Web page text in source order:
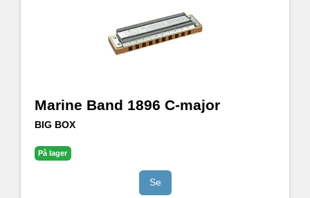
Marine Band 1896 C-major
BIG BOX
På lager
Se